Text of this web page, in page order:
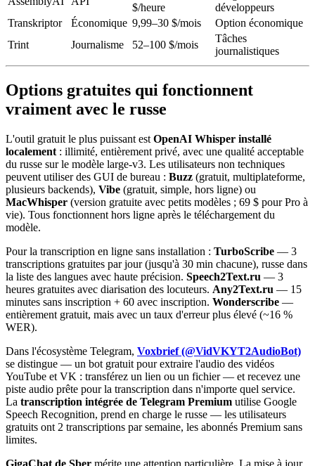
$/heure
développeurs
Transkriptor
Économique 9,99–30 $/mois
Option économique
Trint
Journalisme 52–100 $/mois
Tâches
journalistiques
Options gratuites qui fonctionnent
vraiment avec le russe
L'outil gratuit le plus puissant est OpenAI Whisper installé
localement : illimité, entièrement privé, avec une qualité acceptable
du russe sur le modèle large-v3. Les utilisateurs non techniques
peuvent utiliser des GUI de bureau : Buzz (gratuit, multiplateforme,
plusieurs backends), Vibe (gratuit, simple, hors ligne) ou
MacWhisper (version gratuite avec petits modèles ; 69 $ pour Pro à
vie). Tous fonctionnent hors ligne après le téléchargement du
modèle.
Pour la transcription en ligne sans installation : TurboScribe — 3
transcriptions gratuites par jour (jusqu'à 30 min chacune), russe dans
la liste des langues avec haute précision. Speech2Text.ru — 3
heures gratuites avec diarisation des locuteurs. Any2Text.ru — 15
minutes sans inscription + 60 avec inscription. Wonderscribe —
entièrement gratuit, mais avec un taux d'erreur plus élevé (~16 %
WER).
Dans l'écosystème Telegram, Voxbrief (@VidVKYT2AudioBot)
se distingue — un bot gratuit pour extraire l'audio des vidéos
YouTube et VK : transférez un lien ou un fichier — et recevez une
piste audio prête pour la transcription dans n'importe quel service.
La transcription intégrée de Telegram Premium utilise Google
Speech Recognition, prend en charge le russe — les utilisateurs
gratuits ont 2 transcriptions par semaine, les abonnés Premium sans
limites.
GigaChat de Sber mérite une attention particulière. La mise à jour